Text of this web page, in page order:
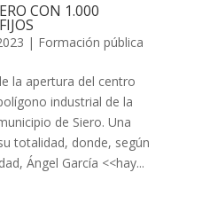
CON 1.000
| Formación pública
la apertura del centro
industrial de la
de Siero. Una
totalidad, donde, según
Ángel García <<hay...